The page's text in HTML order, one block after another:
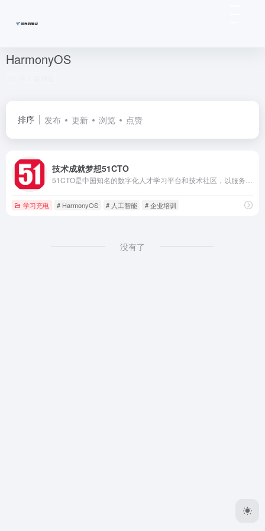
HarmonyOS
排序 发布 更新 浏览 点赞
技术成就梦想51CTO
学习充电 # HarmonyOS # 人工智能 # 企业培训
没有了